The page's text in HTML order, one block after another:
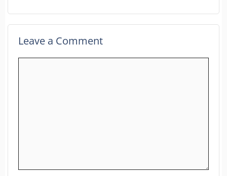
Leave a Comment